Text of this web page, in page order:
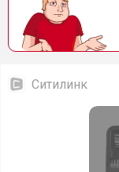
Ситилинк